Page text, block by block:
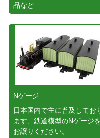
品など
Nゲージ
日本国内で主に普及してお
ます、鉄道模型のNゲージを
お譲りください。